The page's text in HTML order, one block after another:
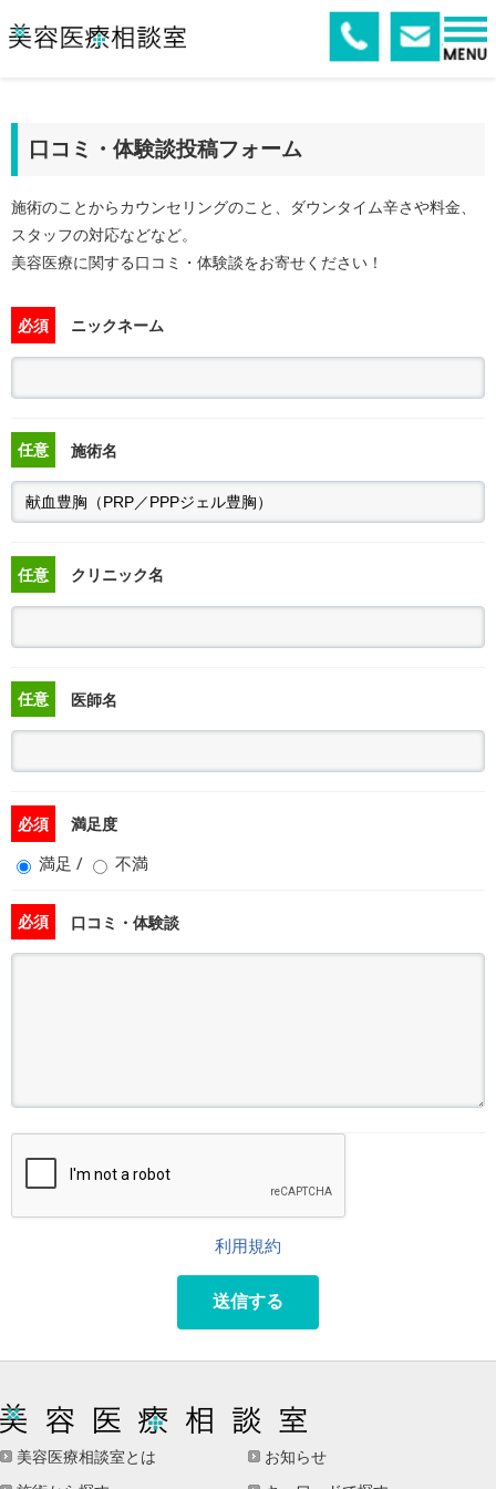
口コミ・体験談投稿フォーム
施術のことからカウンセリングのこと、ダウンタイム辛さや料金、
スタッフの対応などなど。
美容医療に関する口コミ・体験談をお寄せください！
必須 ニックネーム
任意 施術名
任意 クリニック名
任意 医師名
必須 満足度
満足 / 不満
必須 口コミ・体験談
利用規約
送信する
美容医療相談室とは
お知らせ